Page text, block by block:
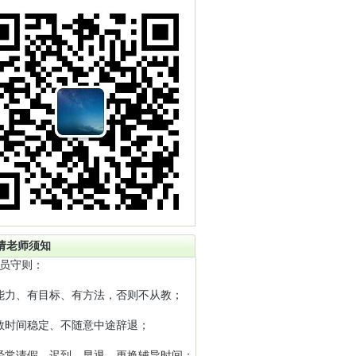
老师须知
守则：
力、有目标、有方法，否则不从教；
时间稳定、不随意中途辞退；